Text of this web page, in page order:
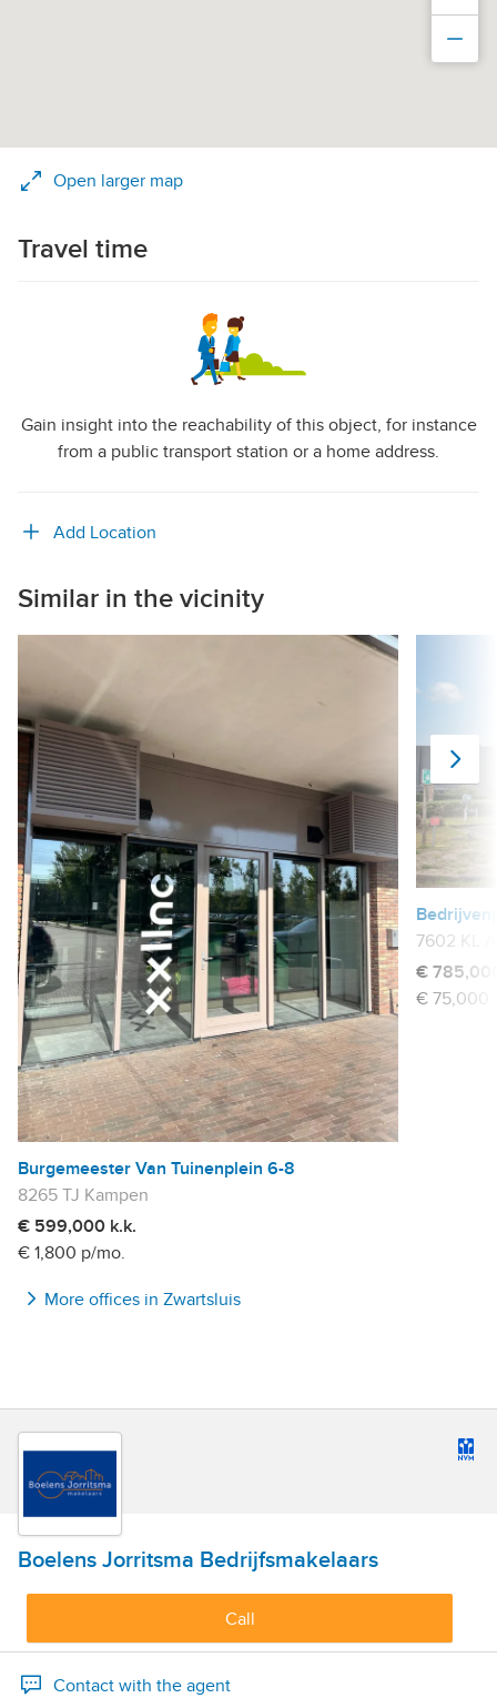
Boelens Jorritsma Bedrijfsmakelaars
Call
Contact with the agent
Open larger map
Travel time
Gain insight into the reachability of this object, for instance
from a public transport station or a home address.
Add Location
Similar in the vicinity
Burgemeester Van Tuinenplein 6-8
8265 TJ Kampen
€ 599,000 k.k.
€ 1,800 p/mo.
7602 KL
€
€ 75,000
More offices in Zwartsluis